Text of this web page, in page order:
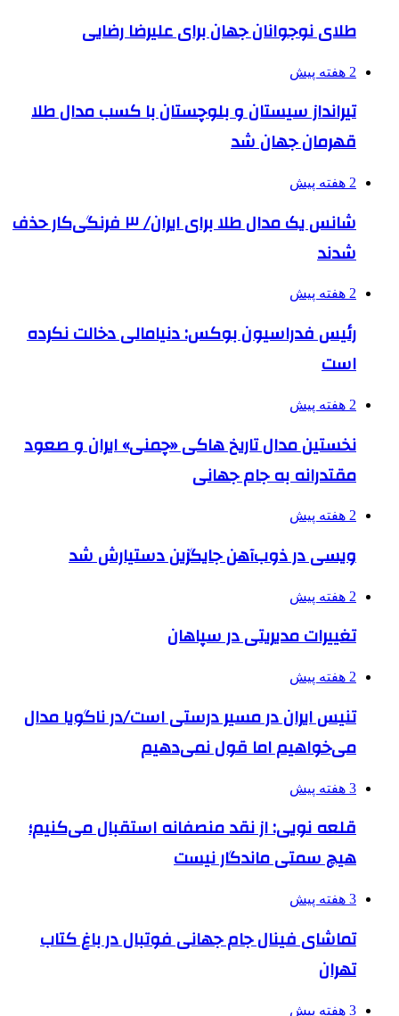
طلای نوجوانان جهان برای علیرضا رضایی
2 هفته پیش
تیرانداز سیستان و بلوچستان با کسب مدال طلا
قهرمان جهان شد
2 هفته پیش
شانس یک مدال طلا برای ایران/ ۳ فرنگی‌کار حذف
شدند
2 هفته پیش
رئیس فدراسیون بوکس: دنیامالی دخالت نکرده
است
2 هفته پیش
نخستین مدال تاریخ هاکی «چمنی» ایران و صعود
مقتدرانه به جام جهانی
2 هفته پیش
ویسی در ذوب‌آهن جایگزین دستیارش شد
2 هفته پیش
تغییرات مدیریتی در سپاهان
2 هفته پیش
تنیس ایران در مسیر درستی است/در ناگویا مدال
می‌خواهیم اما قول نمی‌دهیم
3 هفته پیش
قلعه نویی: از نقد منصفانه استقبال می‌کنیم؛
هیچ سمتی ماندگار نیست
3 هفته پیش
تماشای فینال جام جهانی فوتبال در باغ کتاب
تهران
3 هفته پیش